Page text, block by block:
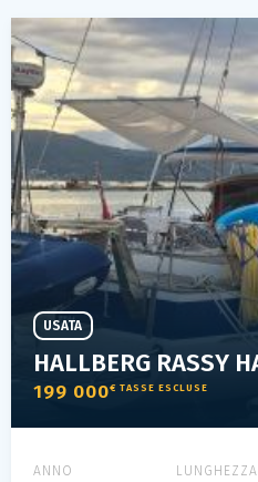
199 000€ TASSE ESCLUSE
USATA
ANNO LUNGHEZZA